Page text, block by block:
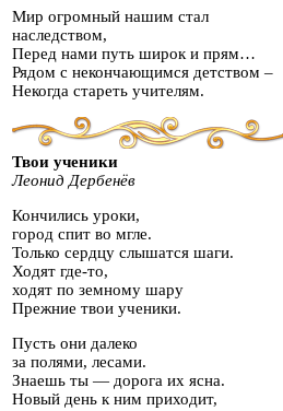
Мир огромный нашим стал
наследством,
Перед нами путь широк и прям…
Рядом с некончающимся детством –
Некогда стареть учителям.
Твои ученики
Леонид Дербенёв
Кончились уроки,
город спит во мгле.
Только сердцу слышатся шаги.
Ходят где-то,
ходят по земному шару
Прежние твои ученики.
Пусть они далеко
за полями, лесами.
Знаешь ты — дорога их ясна.
Новый день к ним приходит,